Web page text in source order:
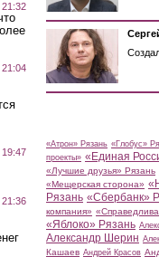
«Атрон» Рязань «Глобус»
проекты» «Единая
«Лучшие друзья» Рязань
«Мещерская сторона»
Рязань «Сбербанк»
компания»
«Яблоко» Рязань
Александр Шерин
Кашаев Андрей Красов